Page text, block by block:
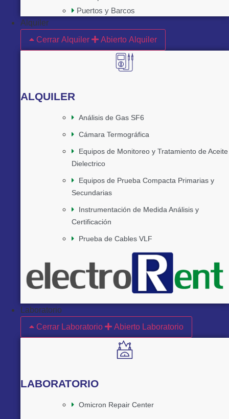
Puertos y Barcos
Alquiler
Cerrar Alquiler
Abierto Alquiler
ALQUILER
Análisis de Gas SF6
Cámara Termográfica
Equipos de Monitoreo y Tratamiento de Aceite
Dielectrico
Equipos de Prueba Compacta Primarias y
Secundarias
Instrumentación de Medida Análisis y
Certificación
Prueba de Cables VLF
Laboratorio
Cerrar Laboratorio
Abierto Laboratorio
LABORATORIO
Omicron Repair Center